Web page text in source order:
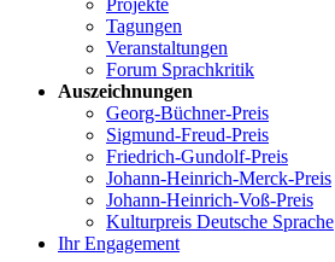
Projekte
Tagungen
Veranstaltungen
Forum Sprachkritik
Auszeichnungen
Georg-Büchner-Preis
Sigmund-Freud-Preis
Friedrich-Gundolf-Preis
Johann-Heinrich-Merck-Preis
Johann-Heinrich-Voß-Preis
Kulturpreis Deutsche Sprache
Ihr Engagement